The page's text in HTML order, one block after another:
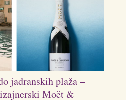
jadranskih plaža –
Moët &